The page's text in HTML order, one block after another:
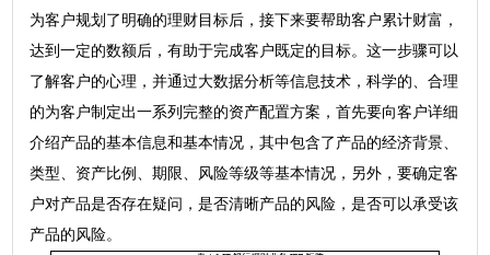
为客户规划了明确的理财目标后，接下来要帮助客户累计财富，
达到一定的数额后，有助于完成客户既定的目标。这一步骤可以
了解客户的心理，并通过大数据分析等信息技术，科学的、合理
的为客户制定出一系列完整的资产配置方案，首先要向客户详细
介绍产品的基本信息和基本情况，其中包含了产品的经济背景、
类型、资产比例、期限、风险等级等基本情况，另外，要确定客
户对产品是否存在疑问，是否清晰产品的风险，是否可以承受该
产品的风险。